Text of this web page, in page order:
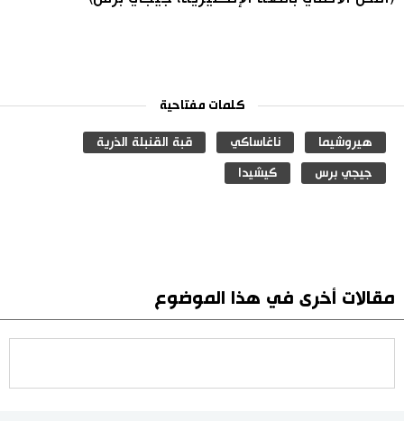
كلمات مفتاحية
هيروشيما ناغاساكي قبة القنبلة الذرية
جيجي برس كيشيدا
مقالات أخرى في هذا الموضوع